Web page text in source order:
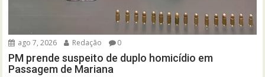
ago 7, 2026 Redação 0
PM prende suspeito de duplo homicídio em
Passagem de Mariana